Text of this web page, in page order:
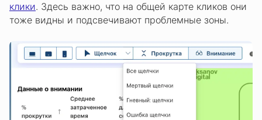
клики. Здесь важно, что на общей карте кликов они
тоже видны и подсвечивают проблемные зоны.